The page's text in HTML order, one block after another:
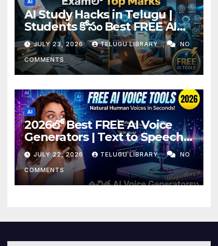
AI
AI Study Hacks in Telugu |
Students కోసం Best FREE AI
Tools & Smart Study Tips
(2026)
JULY 23, 2026 TELUGU LIBRARY NO
COMMENTS
AI
2026లో Best FREE AI Voice
Generators | Text to Speech
కోసం Top 4 AI Tools
JULY 22, 2026 TELUGU LIBRARY NO
COMMENTS